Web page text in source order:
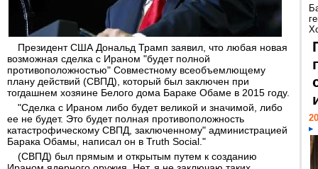
Президент США Дональд Трамп заявил, что любая новая
возможная сделка с Ираном "будет полной
противоположностью" Совместному всеобъемлющему
плану действий (СВПД), который был заключен при
тогдашнем хозяине Белого дома Бараке Обаме в 2015 году.
"Сделка с Ираном либо будет великой и значимой, либо
ее не будет. Это будет полная противоположность
катастрофическому СВПД, заключенному" администрацией
Барака Обамы, написал он в Truth Social."
(СВПД) был прямым и открытым путем к созданию